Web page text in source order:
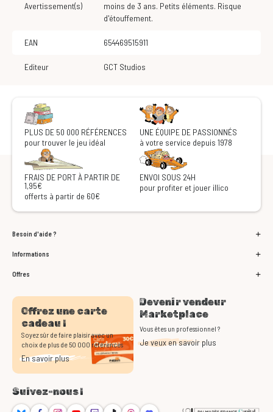
Avertissement(s)
moins de 3 ans. Petits éléments. Risque
d'étouffement.
EAN 654469515911
Editeur GCT Studios
PLUS DE 50 000 RÉFÉRENCES
pour trouver le jeu idéal
UNE ÉQUIPE DE PASSIONNÉS
à votre service depuis 1978
FRAIS DE PORT À PARTIR DE
1,95€
offerts à partir de 60€
ENVOI SOUS 24H
pour profiter et jouer illico
Besoin d'aide ?
Informations
Offres
Offrez une carte
cadeau !
Soyez sûr de faire plaisir avec un
choix de plus de 50 000 références
En savoir plus
Devenir vendeur
Marketplace
Vous êtes un professionnel ?
Je veux en savoir plus
Suivez-nous !
BlueskyFacebookInstagram
YoutubeTwitchTikTokThreadsDiscord